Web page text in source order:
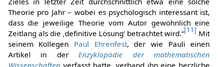
Theorie pro Jahr – wobei es psychologisch interessant ist,
dass die jeweilige Theorie vom Autor gewöhnlich eine
Zeitlang als die ‚definitive Lösung‘ betrachtet wird.“[11] Mit
seinem Kollegen Paul Ehrenfest, der wie Pauli einen
Artikel in derEnzyklopädie der mathematischen